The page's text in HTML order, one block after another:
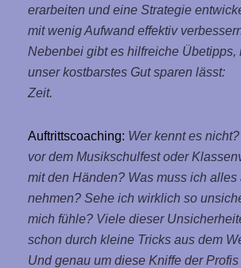
erarbeiten und eine Strategie
mit wenig Aufwand effektiv
Nebenbei gibt es hilfreiche Übetipps,
unser kostbarstes Gut sparen lässt:
Zeit.
Auftrittscoaching: Wer kennt es
vor dem Musikschulfest oder
mit den Händen? Was muss ich alles
nehmen? Sehe ich wirklich so
mich fühle? Viele dieser
schon durch kleine Tricks aus dem
Und genau um diese Kniffe der